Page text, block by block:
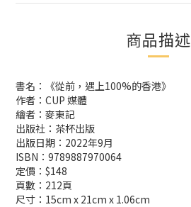
商品描述
書名：《從前，遇上100%的香港》
作者：CUP 媒體
繪者：麥東記
出版社：茶杯出版
出版日期：2022年9月
ISBN：9789887970064
定價：$148
頁數：212頁
尺寸：15cm x 21cm x 1.06cm